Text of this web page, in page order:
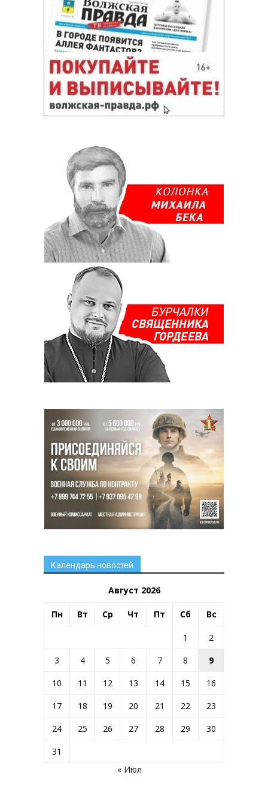
Календарь новостей
Август 2026
Пн Вт Ср Чт Пт Сб Вс
1
2
3
4 5 6 7 8
9
10
11 12 13 14 15
16
17
18 19 20 21 22
23
24
25 26 27 28 29
30
31
« Июл